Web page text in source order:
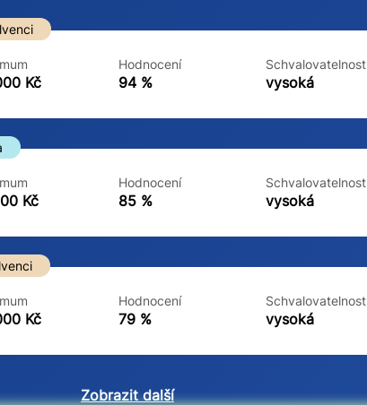
Ve zkušebce
Kč
Hodnocení
94 %
Schvalovatelnost
vysoká
Kč
Hodnocení
85 %
Schvalovatelnost
vysoká
Kč
Hodnocení
79 %
Schvalovatelnost
vysoká
Zobrazit další